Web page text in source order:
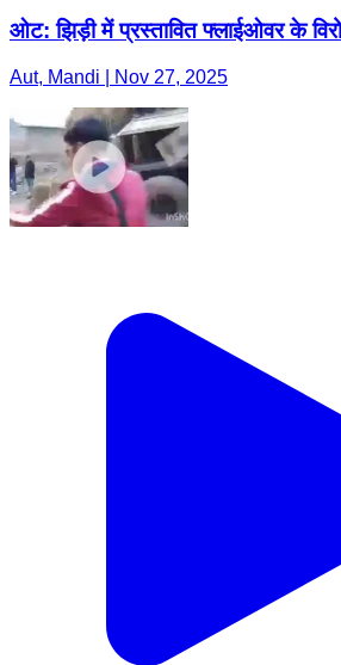
ओट: झिड़ी में प्रस्तावित फ्लाईओवर के
Aut, Mandi | Nov 27, 2025